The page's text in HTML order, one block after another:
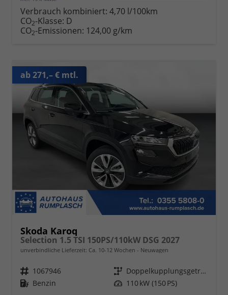
Verbrauch kombiniert: 4,70 l/100km
CO2-Klasse: D
CO2-Emissionen: 124,00 g/km
ab 271,– € mtl.
Skoda Karoq
Selection 1.5 TSI 150PS/110kW DSG 2027
unverbindliche Lieferzeit: Ca. 10-12 Wochen Neuwagen
Fahrzeugnr. 1067946 Getriebe
Doppelkupplungsgetriebe (DSG)
Kraftstoff Benzin Leistung 110 kW (150 PS)